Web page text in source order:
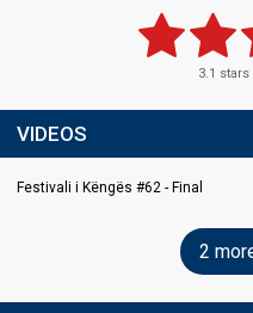
3.1
VIDEOS
Festivali i Këngës #62 - Final
2